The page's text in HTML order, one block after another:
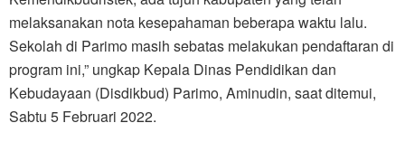
melaksanakan nota kesepahaman beberapa waktu lalu.
Sekolah di Parimo masih sebatas melakukan pendaftaran di
program ini,” ungkap Kepala Dinas Pendidikan dan
Kebudayaan (Disdikbud) Parimo, Aminudin, saat ditemui,
Sabtu 5 Februari 2022.